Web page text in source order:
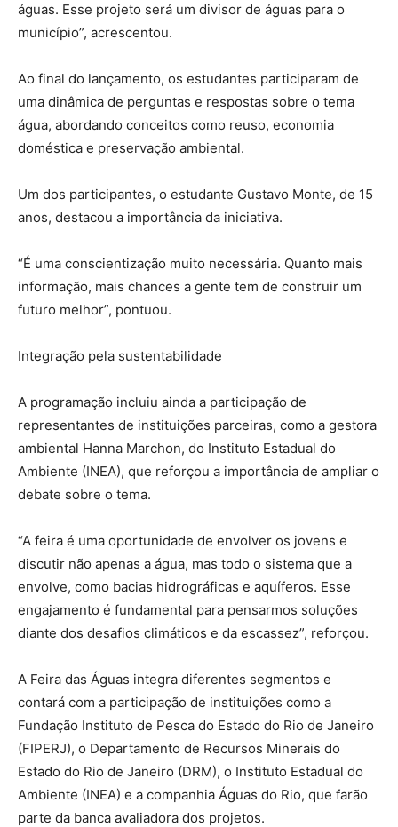
águas. Esse projeto será um divisor de águas para o
município”, acrescentou.
Ao final do lançamento, os estudantes participaram de
uma dinâmica de perguntas e respostas sobre o tema
água, abordando conceitos como reuso, economia
doméstica e preservação ambiental.
Um dos participantes, o estudante Gustavo Monte, de 15
anos, destacou a importância da iniciativa.
“É uma conscientização muito necessária. Quanto mais
informação, mais chances a gente tem de construir um
futuro melhor”, pontuou.
Integração pela sustentabilidade
A programação incluiu ainda a participação de
representantes de instituições parceiras, como a gestora
ambiental Hanna Marchon, do Instituto Estadual do
Ambiente (INEA), que reforçou a importância de ampliar o
debate sobre o tema.
“A feira é uma oportunidade de envolver os jovens e
discutir não apenas a água, mas todo o sistema que a
envolve, como bacias hidrográficas e aquíferos. Esse
engajamento é fundamental para pensarmos soluções
diante dos desafios climáticos e da escassez”, reforçou.
A Feira das Águas integra diferentes segmentos e
contará com a participação de instituições como a
Fundação Instituto de Pesca do Estado do Rio de Janeiro
(FIPERJ), o Departamento de Recursos Minerais do
Estado do Rio de Janeiro (DRM), o Instituto Estadual do
Ambiente (INEA) e a companhia Águas do Rio, que farão
parte da banca avaliadora dos projetos.